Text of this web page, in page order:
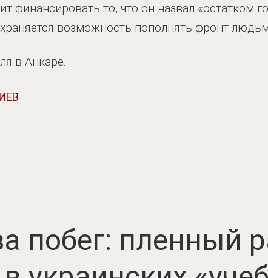
финансировать то, что он назвал «остатком
возможность пополнять фронт
в Анкаре.
побег: пленный